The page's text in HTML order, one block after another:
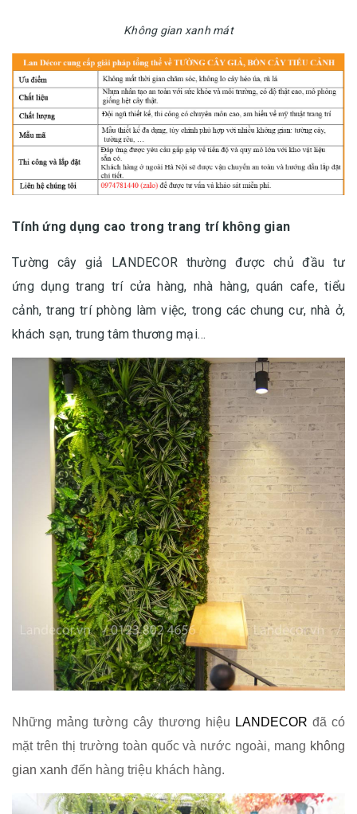
Không gian xanh mát
Tính ứng dụng cao trong trang trí không gian
Tường cây giả LANDECOR thường được chủ đầu tư
ứng dụng trang trí cửa hàng, nhà hàng, quán cafe, tiểu
cảnh, trang trí phòng làm việc, trong các chung cư, nhà ở,
khách sạn, trung tâm thương mại…
Những mảng tường cây thương hiệu LANDECOR đã có
mặt trên thị trường toàn quốc và nước ngoài, mang không
gian xanh đến hàng triệu khách hàng.